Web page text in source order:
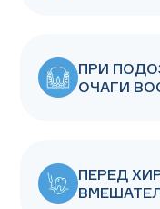
ПРИ
ОЧАГИ
ПЕРЕД